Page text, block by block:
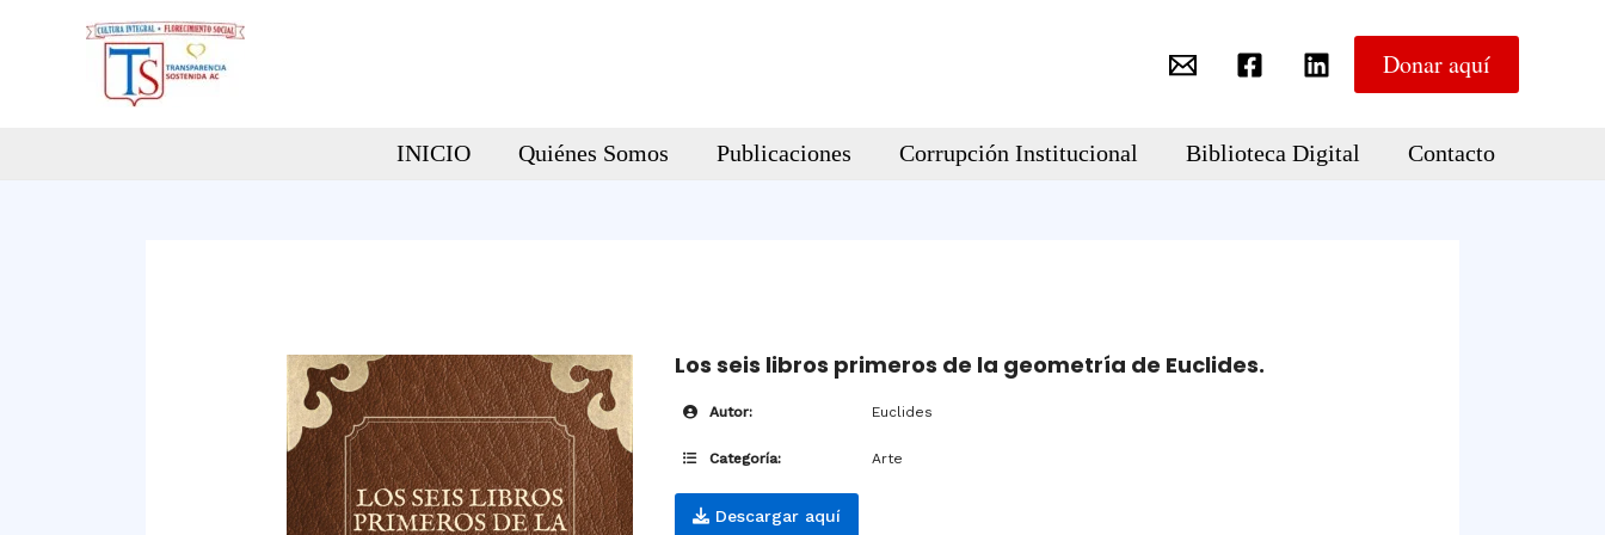
Donar aquí
INICIO Quiénes Somos Publicaciones Corrupción Institucional Biblioteca Digital Contacto
Los seis libros primeros de la geometría de Euclides.
Autor: Euclides
Categoría: Arte
Descargar aquí